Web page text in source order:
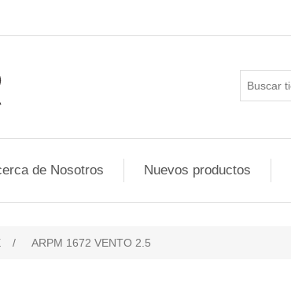
de Nosotros Nuevos productos
/ ARPM 1672 VENTO 2.5